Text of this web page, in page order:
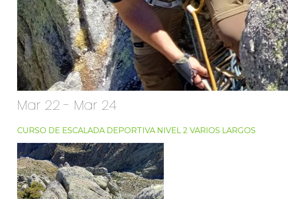
Mar 22 - Mar 24
CURSO DE ESCALADA DEPORTIVA NIVEL 2 VARIOS LARGOS